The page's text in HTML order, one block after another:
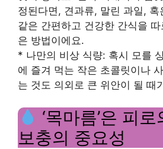
정된다면, 견과류, 말린 과일, 혹
같은 간편하고 건강한 간식을
은 방법이에요.
* 나만의 비상 식량: 혹시 모를
에 즐겨 먹는 작은 초콜릿이나
는 것도 의외로 큰 위안이 될 때
‘목마름’은 피
보충의 중요성